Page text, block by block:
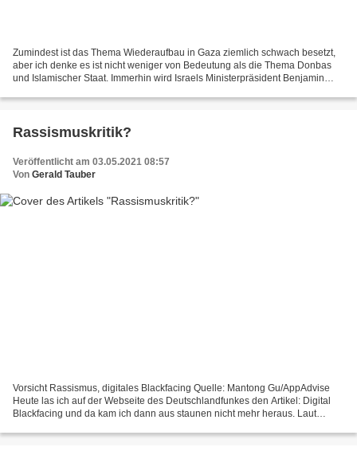
Zumindest ist das Thema Wiederaufbau in Gaza ziemlich schwach besetzt,
aber ich denke es ist nicht weniger von Bedeutung als die Thema Donbas
und Islamischer Staat. Immerhin wird Israels Ministerpräsident Benjamin
Rassismuskritik?
Veröffentlicht am 03.05.2021 08:57
Von Gerald Tauber
Vorsicht Rassismus, digitales Blackfacing Quelle: Mantong Gu/AppAdvise
Heute las ich auf der Webseite des Deutschlandfunkes den Artikel: Digital
Blackfacing und da kam ich dann aus staunen nicht mehr heraus. Laut